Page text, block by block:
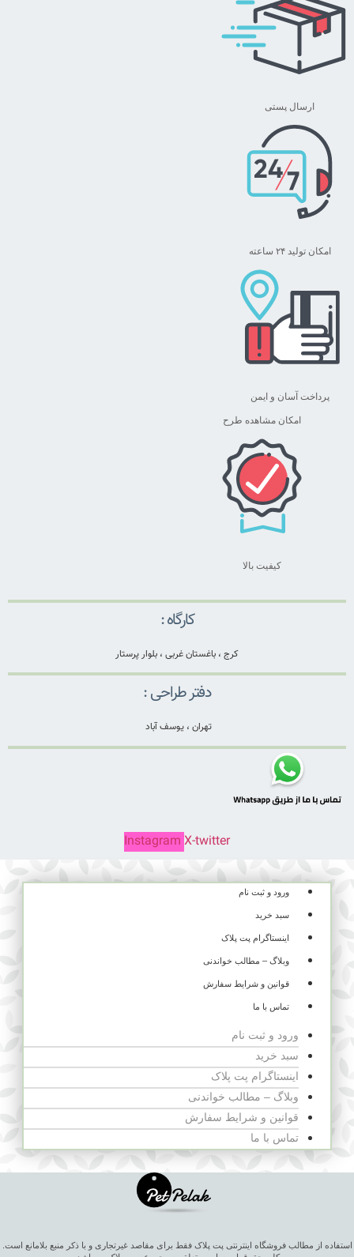
ارسال پستی
امکان تولید ۲۴ ساعته
پرداخت آسان و ایمن
امکان مشاهده طرح
کیفیت بالا
کارگاه :
کرج ، باغستان غربی ، بلوار پرستار
دفتر طراحی :
تهران ، یوسف آباد
Instagram X-twitter
ورود و ثبت نام
سبد خرید
اینستاگرام پت پلاک
وبلاگ – مطالب خواندنی
قوانین و شرایط سفارش
تماس با ما
ورود و ثبت نام
سبد خرید
اینستاگرام پت پلاک
وبلاگ – مطالب خواندنی
قوانین و شرایط سفارش
تماس با ما
استفاده از مطالب فروشگاه اینترنتی پت پلاک فقط برای مقاصد غیرتجاری و با ذکر منبع بلامانع است.